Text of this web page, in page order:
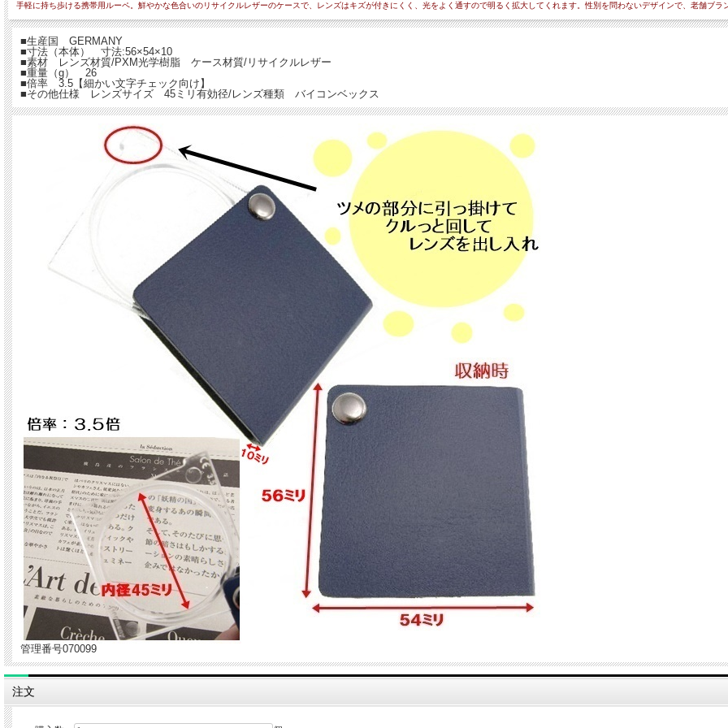
手軽に持ち歩ける携帯用ルーペ。鮮やかな色合いのリサイクルレザーのケースで、レンズはキズが付きにくく、光をよく通すので明るく拡大してくれます。性別を問わないデザインで、老舗ブラ
■生産国 GERMANY
■寸法（本体） 寸法:56×54×10
■素材 レンズ材質/PXM光学樹脂 ケース材質/リサイクルレザー
■重量（g） 26
■倍率 3.5【細かい文字チェック向け】
■その他仕様 レンズサイズ 45ミリ有効径/レンズ種類 バイコンベックス
管理番号070099
注文